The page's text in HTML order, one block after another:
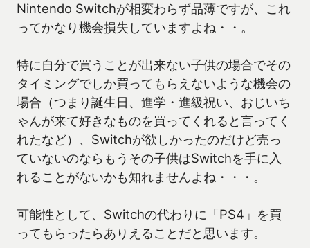
Nintendo Switchが相変わらず品薄ですが、これ
ってかなり機会損失していますよね・・。
特に自分で買うことが出来ない子供の場合でその
タイミングでしか買ってもらえないような機会の
場合（つまり誕生日、進学・進級祝い、おじいち
ゃんが来て好きなものを買ってくれると言ってく
れたなど）、Switchが欲しかったのだけど売っ
ていないのならもうその子供はSwitchを手に入
れることがないかも知れませんよね・・・。
可能性として、Switchの代わりに「PS4」を買
ってもらったらありえることだと思います。